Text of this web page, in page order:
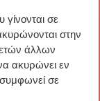
γίνονται σε
στην
άλλων
ακυρώνει εν
σε